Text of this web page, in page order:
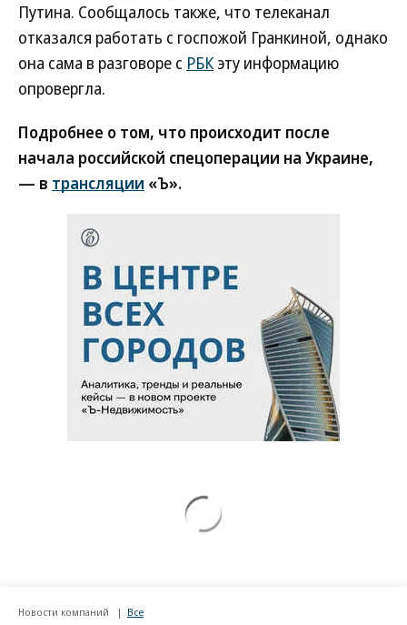
Путина. Сообщалось также, что телеканал
отказался работать с госпожой Гранкиной, однако
она сама в разговоре с РБКэту информацию
опровергла.
Подробнее о том, что происходит после
начала российской спецоперации на Украине,
— в трансляции «Ъ».
Новости компаний Все